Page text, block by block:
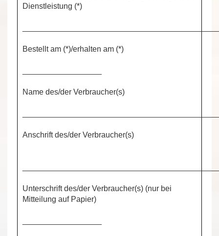
Dienstleistung (*)
Bestellt am (*)/erhalten am (*)
Name des/der Verbraucher(s)
Anschrift des/der Verbraucher(s)
Unterschrift des/der Verbraucher(s) (nur bei
Mitteilung auf Papier)